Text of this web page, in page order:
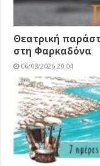
Θεατρική
στη Φαρκαδόνα
06/08/2026 20:04